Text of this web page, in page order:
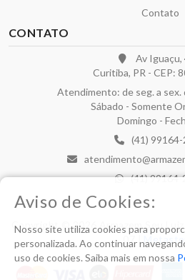
Contato
CONTATO
Av Iguaçu,
Curitiba, PR - CEP:
Atendimento: de seg. a sex.
Sábado - Somente
Domingo -
(41)
(41) 99164-
Copyright © 2026 Armazem Seu
Aviso de Cookies:
Nosso site utiliza cookies para
personalizada. Ao continuar
uso de cookies. Saiba mais em nossa